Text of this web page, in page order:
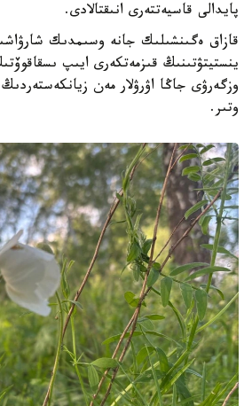
پايدالى قاسيەتتەرى انىقتالادى.
قازاق ەگىنشىلىك جانە وسىمدىك
ينستيتۋتىنىڭ قىزمەتكەرى ايىپ
وزگەرۋى جاڭا اۋرۋلار مەن
وتىر.